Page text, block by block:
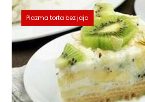
Plazma torta bez jaja